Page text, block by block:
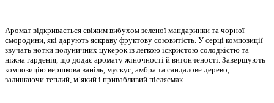
Аромат відкривається свіжим вибухом зеленої мандаринки та чорної
смородини, які дарують яскраву фруктову соковитість. У серці композиції
звучать нотки полуничних цукерок із легкою іскристою солодкістю та
ніжна гарденія, що додає аромату жіночності й витонченості. Завершують
композицію вершкова ваніль, мускус, амбра та сандалове дерево,
залишаючи теплий, м’який і привабливий післясмак.